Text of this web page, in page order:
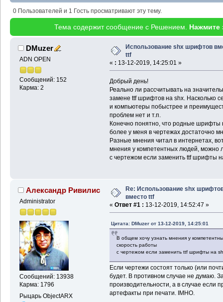
0 Пользователей и 1 Гость просматривают эту тему.
Тема содержит сообщение с Решением. Нажмите
DMuzer
ADN OPEN
Сообщений: 152
Карма: 2
Использование shx шрифтов
ttf
« : 13-12-2019, 14:25:01 »
Добрый день!
Реально ли рассчитывать на
замене ttf шрифтов на shx. Насколько
и компьютеры побыстрее и
проблем нет и т.п.
Конечно понятно, что родные шрифты
более у меня в чертежах достаточно
Разные мнения читал в интернетах,
мнения у компетентных людей, можно
с чертежом если заменить ttf шрифты
Александр Ривилис
Administrator
Сообщений: 13938
Карма: 1796
Рыцарь ObjectARX
Re: Использование shx
вместо ttf
« Ответ #1 : 13-12-2019, 14:52:47 »
Цитата: DMuzer от 13-12-2019, 14:25:01
В общем хочу узнать мнения у
скорость работы
с чертежом если заменить ttf шрифты на
Если чертежи состоят только (или
будет. В противном случае не думаю.
производительности, а в случае если
артефакты при печати. IMHO.